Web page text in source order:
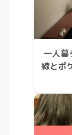
一人暮
線とポ